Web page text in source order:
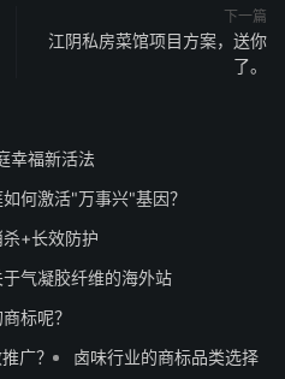
下一篇
江阴私房菜馆项目方案，送你
了。
福新活法
何激活"万事兴"基因？
+长效防护
气凝胶纤维的海外站
标呢？
广？
卤味行业的商标品类选择